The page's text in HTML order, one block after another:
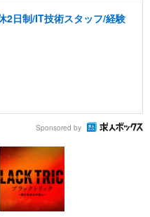
2日制/IT技術スタッフ/経験
Sponsored by